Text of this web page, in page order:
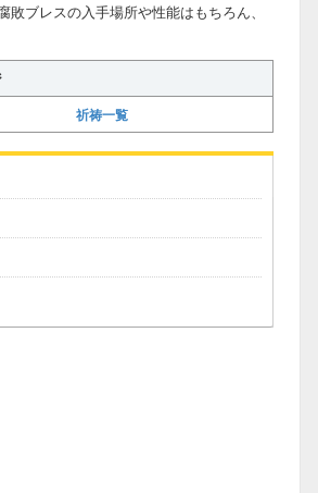
ブレスの入手場所や性能はもちろん、
祈祷一覧